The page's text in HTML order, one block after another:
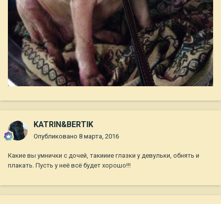
KATRIN&BERTIK
Опубликовано 8 марта, 2016
Какие вы умнички с дочей, такииие глазки у девульки, обнять и
плакать. Пусть у неё всё будет хорошо!!!